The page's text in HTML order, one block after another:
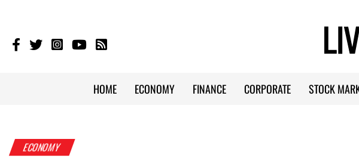
HOME ECONOMY FINANCE CORPORATE STOCK
ECONOMY